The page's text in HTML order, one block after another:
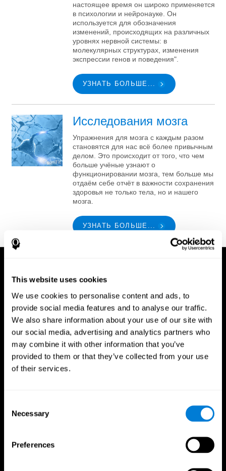
This website uses cookies
We use cookies to personalise content and ads, to
provide social media features and to analyse our traffic.
We also share information about your use of our site with
our social media, advertising and analytics partners who
may combine it with other information that you’ve
provided to them or that they’ve collected from your use
of their services.
Selection
Necessary
Preferences
настоящее время он широко применяется
в психологии и нейронауке. Он
используется для обозначения
изменений, происходящих на различных
уровнях нервной системы: в
молекулярных структурах, изменения
экспрессии генов и поведения".
УЗНАТЬ БОЛЬШЕ...
Исследования мозга
Упражнения для мозга с каждым разом
становятся для нас всё более привычным
делом. Это происходит от того, что чем
больше учёные узнают о
функционировании мозга, тем больше мы
отдаём себе отчёт в важности сохранения
здоровья не только тела, но и нашего
мозга.
УЗНАТЬ БОЛЬШЕ...